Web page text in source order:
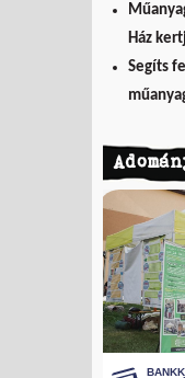
Ház
Segíts